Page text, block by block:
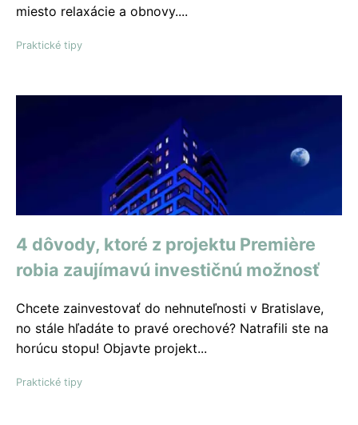
miesto relaxácie a obnovy....
Praktické tipy
4 dôvody, ktoré z projektu Premiѐre
robia zaujímavú investičnú možnosť
Chcete zainvestovať do nehnuteľnosti v Bratislave,
no stále hľadáte to pravé orechové? Natrafili ste na
horúcu stopu! Objavte projekt...
Praktické tipy